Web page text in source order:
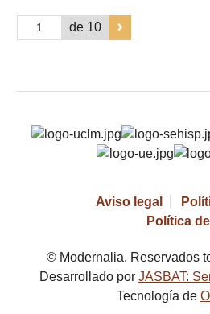
de 10
Aviso legal
Política
© Modernalia. Reservados
Desarrollado por JASBAT:
Tecnología de